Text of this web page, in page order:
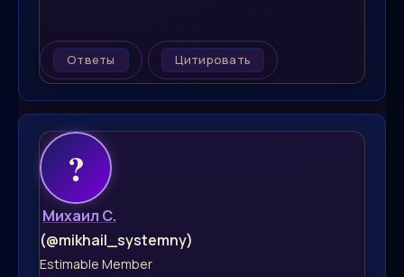
Ответы Цитировать
Михаил С.
(@mikhail_systemny)
Estimable Member